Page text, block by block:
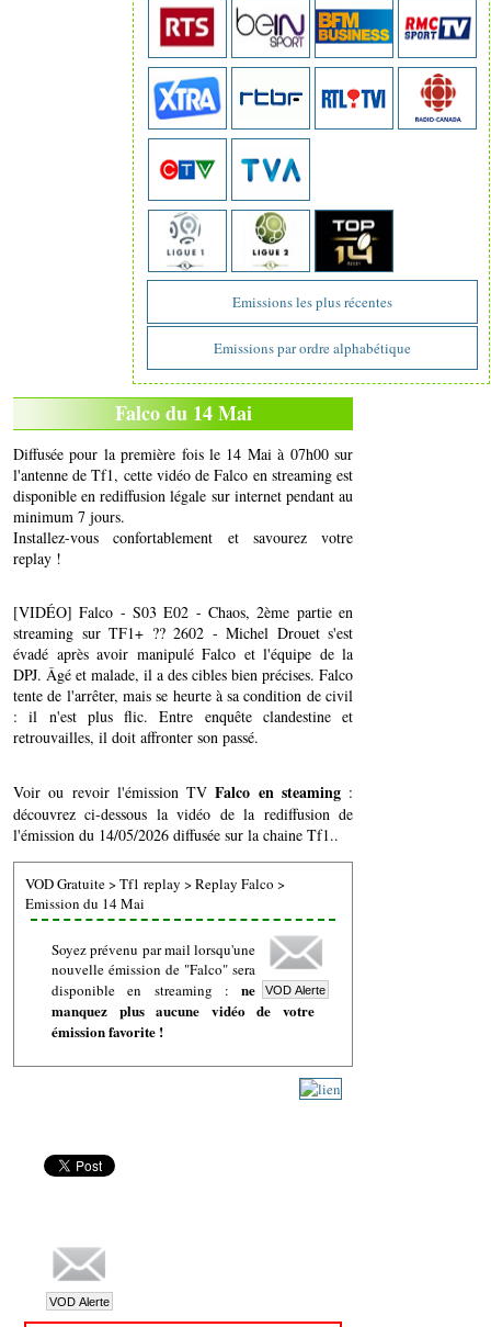
Emissions les plus récentes
Emissions par ordre alphabétique
Falco du 14 Mai
Diffusée pour la première fois le 14 Mai à 07h00 sur
l'antenne de Tf1, cette vidéo de Falco en streaming est
disponible en rediffusion légale sur internet pendant au
minimum 7 jours.
Installez-vous confortablement et savourez votre
replay !
[VIDÉO] Falco - S03 E02 - Chaos, 2ème partie en
streaming sur TF1+ ?? 2602 - Michel Drouet s'est
évadé après avoir manipulé Falco et l'équipe de la
DPJ. Âgé et malade, il a des cibles bien précises. Falco
tente de l'arrêter, mais se heurte à sa condition de civil
: il n'est plus flic. Entre enquête clandestine et
retrouvailles, il doit affronter son passé.
Voir ou revoir l'émission TVFalco en steaming:
découvrez ci-dessous la vidéo de la rediffusion de
l'émission du 14/05/2026 diffusée sur la chaine Tf1..
VOD Gratuite>Tf1 replay >Replay Falco >
Emission du 14 Mai
Soyez prévenu par mail lorsqu'une
nouvelle émission de "Falco" sera
disponible en streaming : ne
manquez plus aucune vidéo de votre
émission favorite !